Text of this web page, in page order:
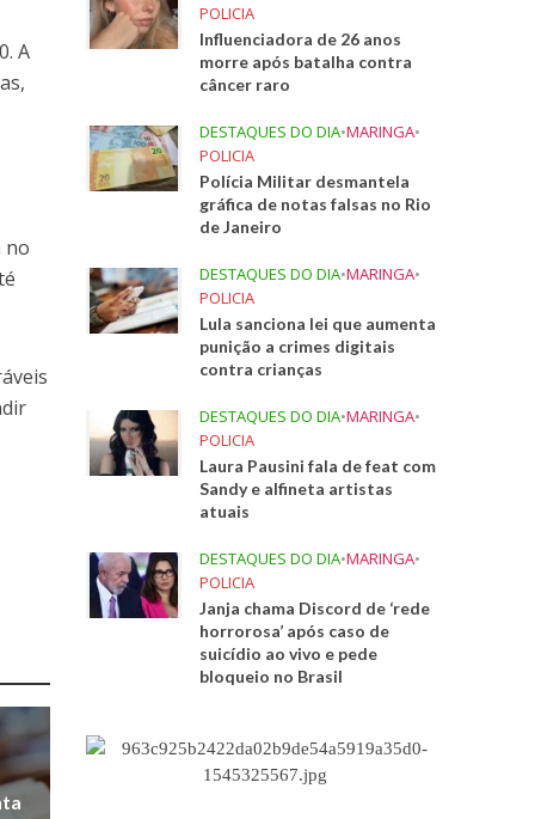
A
no
POLICIA
Influenciadora de 26 anos
morre após batalha contra
câncer raro
DESTAQUES DO DIA•MARINGA•
POLICIA
Polícia Militar desmantela
gráfica de notas falsas no Rio
de Janeiro
DESTAQUES DO DIA•MARINGA•
POLICIA
Lula sanciona lei que aumenta
punição a crimes digitais
contra crianças
DESTAQUES DO DIA•MARINGA•
POLICIA
Laura Pausini fala de feat com
Sandy e alfineta artistas
atuais
DESTAQUES DO DIA•MARINGA•
POLICIA
Janja chama Discord de ‘rede
horrorosa’ após caso de
suicídio ao vivo e pede
bloqueio no Brasil